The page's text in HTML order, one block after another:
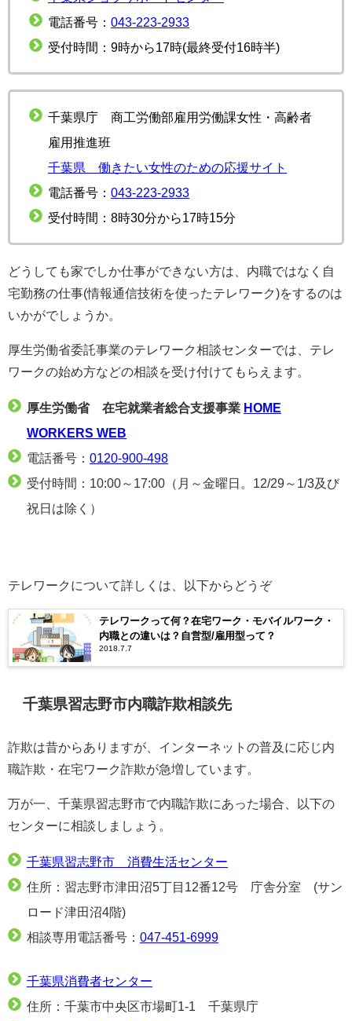
電話番号： 043-223-2933
受付時間：9時から17時(最終受付16時半)
千葉県庁 商工労働部雇用労働課女性・高齢者
雇用推進班
千葉県 働きたい女性のための応援サイト
電話番号： 043-223-2933
受付時間：8時30分から17時15分
どうしても家でしか仕事ができない方は、内職ではなく自
宅勤務の仕事(情報通信技術を使ったテレワーク)をするのは
いかがでしょうか。
厚生労働省委託事業のテレワーク相談センターでは、テレ
ワークの始め方などの相談を受け付けてもらえます。
厚生労働省 在宅就業者総合支援事業 HOME
WORKERS WEB
電話番号： 0120-900-498
受付時間：10:00～17:00（月～金曜日。12/29～1/3及び
祝日は除く）
テレワークについて詳しくは、以下からどうぞ
テレワークって何？在宅ワーク・モバイルワーク・
内職との違いは？自営型/雇用型って？
2018.7.7
千葉県習志野市内職詐欺相談先
詐欺は昔からありますが、インターネットの普及に応じ内
職詐欺・在宅ワーク詐欺が急増しています。
万が一、千葉県習志野市で内職詐欺にあった場合、以下の
センターに相談しましょう。
千葉県習志野市 消費生活センター
住所：習志野市津田沼5丁目12番12号 庁舎分室 (サン
ロード津田沼4階)
相談専用電話番号： 047-451-6999
千葉県消費者センター
住所：千葉市中央区市場町1-1 千葉県庁